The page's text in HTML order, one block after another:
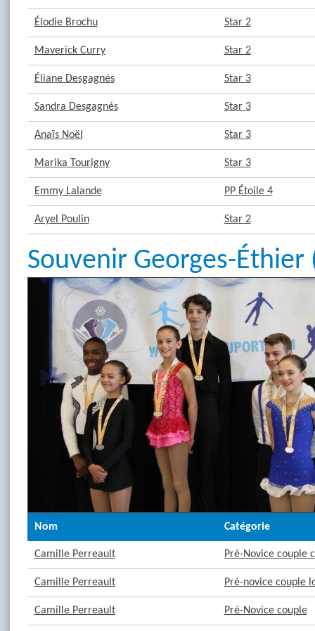
Élodie Brochu Star 2
Maverick Curry Star 2
Éliane Desgagnés Star 3
Sandra Desgagnés Star 3
Anaïs Noël Star 3
Marika Tourigny Star 3
Emmy Lalande PP Étoile 4
Aryel Poulin Star 2
Souvenir Georges-Éthier
Nom Catégorie
Camille Perreault Pré-Novice couple
Camille Perreault Pré-novice couple
Camille Perreault Pré-Novice couple